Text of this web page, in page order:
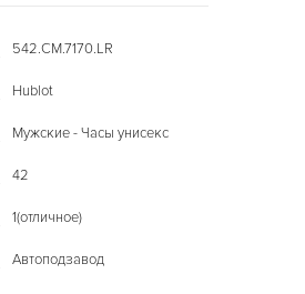
542.CM.7170.LR
Hublot
Мужские - Часы унисекс
42
1(отличное)
Автоподзавод